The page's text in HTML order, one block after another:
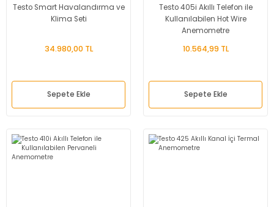
Testo Smart Havalandırma ve
Klima Seti
34.980,00 TL
Sepete Ekle
Testo 405i Akıllı Telefon ile
Kullanılabilen Hot Wire
Anemometre
10.564,99 TL
Sepete Ekle